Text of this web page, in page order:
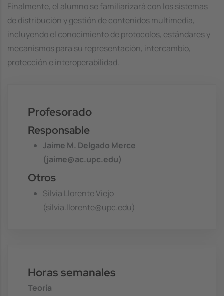
Finalmente, el alumno se familiarizará con los sistemas
de distribución y gestión de contenidos multimedia,
incluyendo el conocimiento de protocolos, estándares y
mecanismos para su representación, intercambio,
protección e interoperabilidad.
Profesorado
Responsable
Jaime M. Delgado Merce
(jaime@ac.upc.edu)
Otros
Silvia Llorente Viejo
(silvia.llorente@upc.edu)
Horas semanales
Teoría